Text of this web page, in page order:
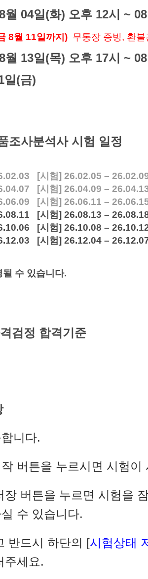
04일(화) 오후 12시 ~
8월 11일까지) 무통장 증빙, 환불
13일(목) 오후 17시 ~
일(금)
조사분석사 시험 일정
[시험] 26.02.05 –
[시험] 26.04.09 –
[시험] 26.06.11 –
[시험] 26.08.13 –
[시험] 26.10.08 –
[시험] 26.12.04 –
수 있습니다.
검정 합격기준
니다.
버튼을 누르시면 시험이
장 버튼을 누르면 시험을
수 있습니다.
반드시 하단의 [시험상태
주세요.